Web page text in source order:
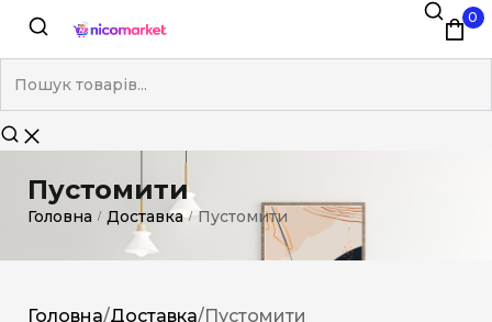
0
Пустомити
Головна / Доставка / Пустомити
Головна/Доставка/Пустомити